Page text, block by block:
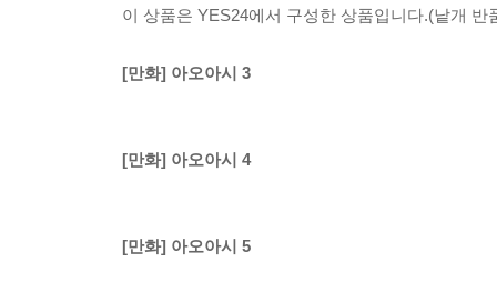
이 상품은 YES24에서 구성한 상품입니다.(낱개 반
[만화] 아오아시 3
[만화] 아오아시 4
[만화] 아오아시 5